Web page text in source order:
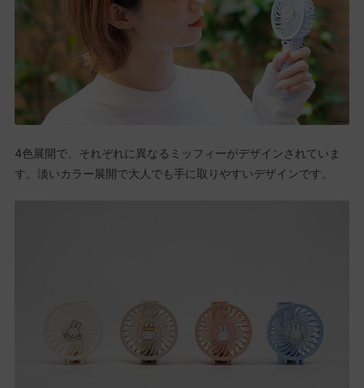
4色展開で、それぞれに異なるミッフィーがデザインされていま
す。淡いカラー展開で大人でも手に取りやすいデザインです。